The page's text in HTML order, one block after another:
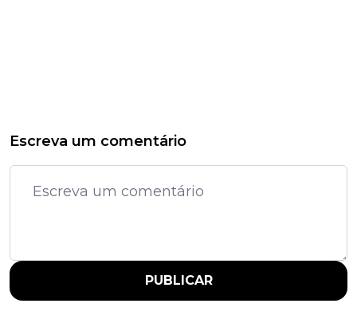
Escreva um comentário
PUBLICAR